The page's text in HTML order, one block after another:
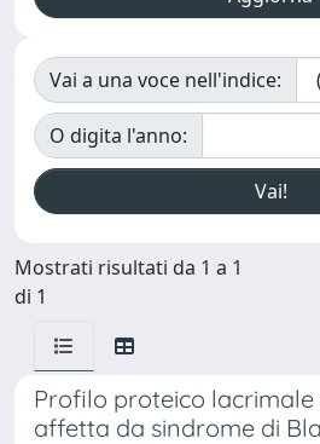
Vai a una voce nell'indice:
O digita l'anno:
Mostrati risultati da 1 a 1
di 1
Profilo proteico
affetta da sindrome di